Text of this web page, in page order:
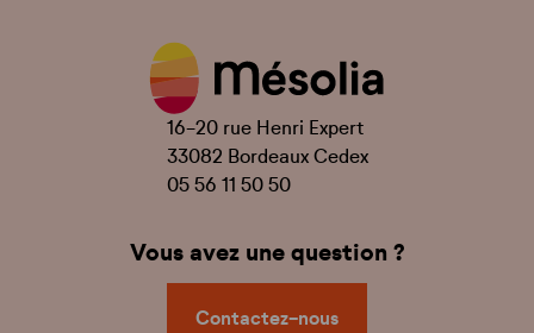
16-20 rue Henri Expert
33082 Bordeaux Cedex
05 56 11 50 50
Vous avez une question ?
Contactez-nous